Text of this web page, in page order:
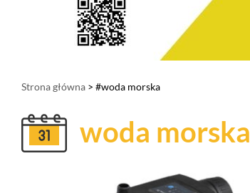
Strona główna > #woda morska
woda morska